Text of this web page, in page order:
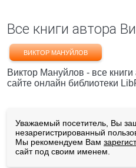
Все книги автора
ВИКТОР МАНУЙЛОВ
Виктор Мануйлов - все
сайте онлайн библиотеки
Уважаемый посетитель, Вы
незарегистрированный
Мы рекомендуем Вам
сайт под своим именем.